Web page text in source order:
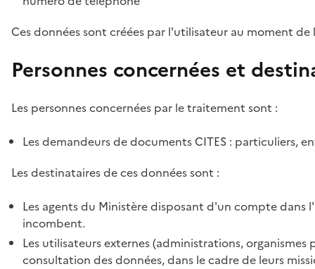
Ces données sont créées par l'utilisateur au moment
Personnes concernées et
Les personnes concernées par le traitement sont :
Les demandeurs de documents CITES : particuliers,
Les destinataires de ces données sont :
Les agents du Ministère disposant d'un compte
incombent.
Les utilisateurs externes (administrations,
consultation des données, dans le cadre de leurs